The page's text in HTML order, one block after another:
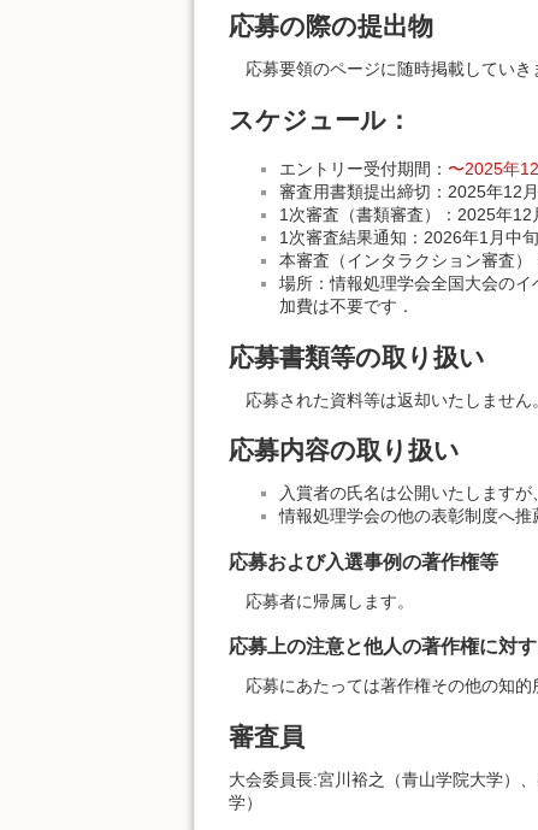
応募の際の提出物
応募要領のページに随時掲載していき
スケジュール：
エントリー受付期間： 〜2025年
審査用書類提出締切：2025年12月
1次審査（書類審査）：2025年12
1次審査結果通知：2026年1月中旬
本審査（インタラクション審査
場所：情報処理学会全国大会の
加費は不要です．
応募書類等の取り扱い
応募された資料等は返却いたしません。
応募内容の取り扱い
入賞者の氏名は公開いたします
情報処理学会の他の表彰制度へ推
応募および入選事例の著作権等
応募者に帰属します。
応募上の注意と他人の著作権に対
応募にあたっては著作権その他の知的
審査員
大会委員長:宮川裕之（青山学院大学）
学）